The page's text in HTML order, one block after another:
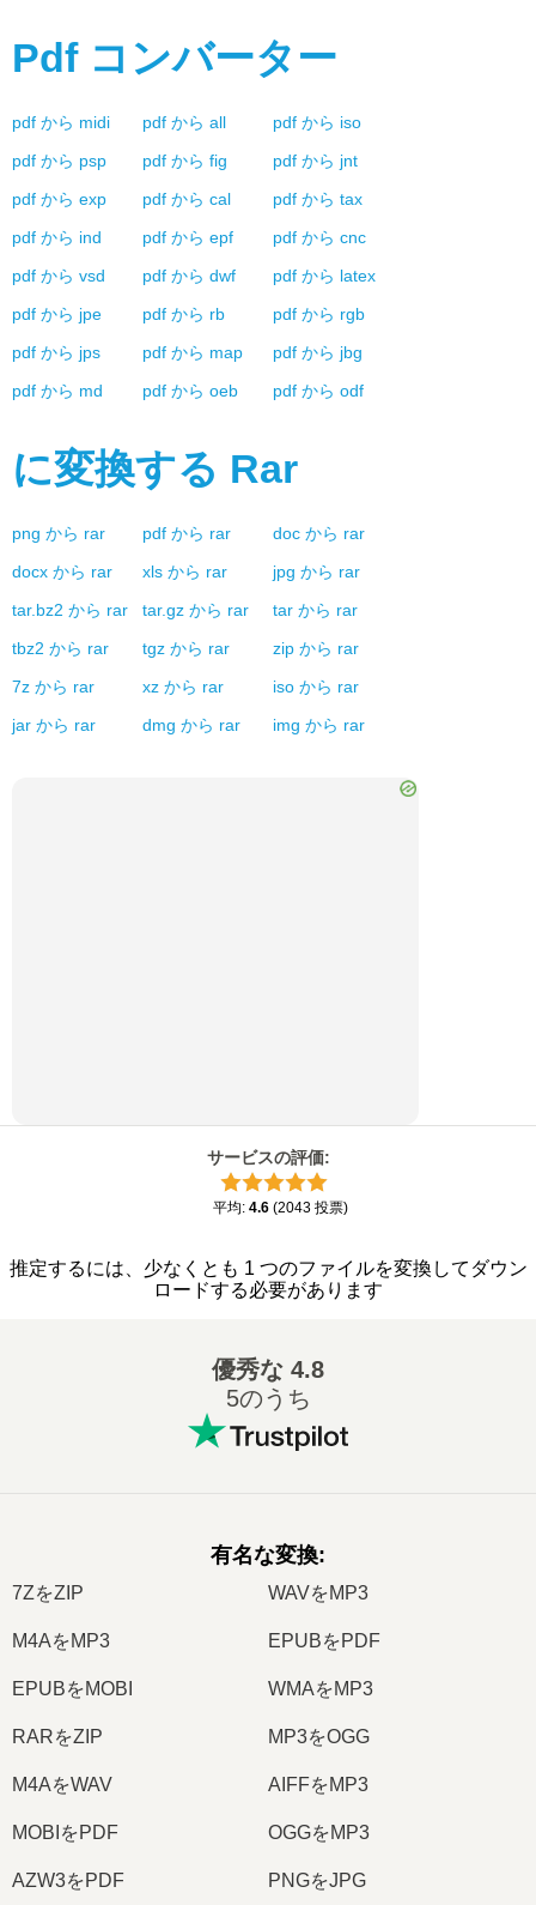
Pdf コンバーター
pdf から midi pdf から all pdf から iso
pdf から psp pdf から fig pdf から jnt
pdf から exp pdf から cal pdf から tax
pdf から ind pdf から epf pdf から cnc
pdf から vsd pdf から dwf pdf から latex
pdf から jpe pdf から rb pdf から rgb
pdf から jps pdf から map pdf から jbg
pdf から md pdf から oeb pdf から odf
に変換する Rar
png から rar pdf から rar doc から rar
docx から rar xls から rar jpg から rar
tar.bz2 から rar tar.gz から rar tar から rar
tbz2 から rar tgz から rar zip から rar
7z から rar xz から rar iso から rar
jar から rar dmg から rar img から rar
サービスの評価:
平均: 4.6 (2043 投票)
推定するには、少なくとも 1 つのファイルを変換してダウン
ロードする必要があります
優秀な 4.8
5のうち
有名な変換:
7ZをZIP WAVをMP3
M4AをMP3 EPUBをPDF
EPUBをMOBI WMAをMP3
RARをZIP MP3をOGG
M4AをWAV AIFFをMP3
MOBIをPDF OGGをMP3
AZW3をPDF PNGをJPG